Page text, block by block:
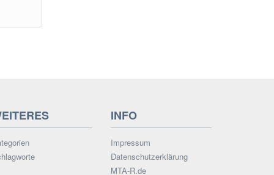
INFO
Impressum
Datenschutzerklärung
MTA-R.de